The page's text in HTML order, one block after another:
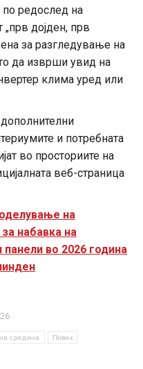
по редослед на
дојден, прв
за разгледување на
да изврши увид на
клима уред или
и потребната
во просториите на
веб-страница
на
набавка на
во 2026 година
средина Повик